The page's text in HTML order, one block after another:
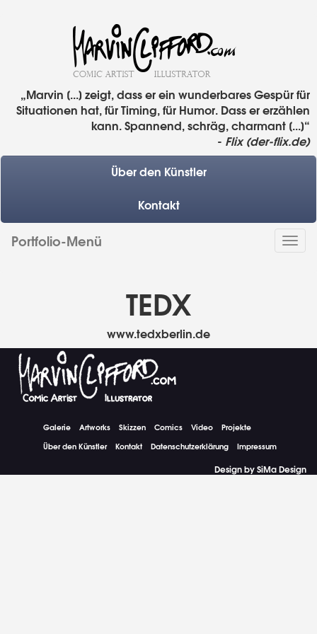
„Marvin [...] zeigt, dass er ein wunderbares Gespür für
Situationen hat, für Timing, für Humor. Dass er erzählen
kann. Spannend, schräg, charmant [...]“
- Flix (der-flix.de)
Über den Künstler
Kontakt
Portfolio-Menü
TEDX
www.tedxberlin.de
Galerie Artworks Skizzen Comics Video
Projekte
Über den Künstler
Kontakt Datenschutzerklärung Impressum
Design by SiMa Design